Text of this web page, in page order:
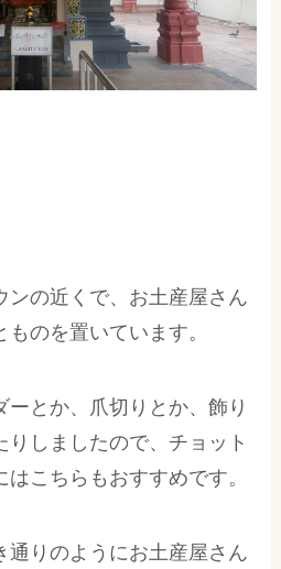
ンの近くで、お土産屋さん
のを置いています。
ーとか、爪切りとか、飾り
しましたので、チョット
こちらもおすすめです。
通りのようにお土産屋さん